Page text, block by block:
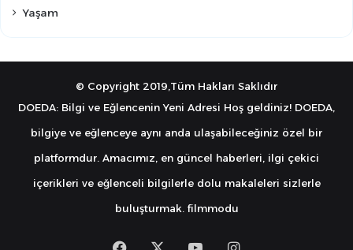
Yaşam
© Copyright 2019,Tüm Hakları Saklıdır
DOEDA: Bilgi ve Eğlencenin Yeni Adresi Hoş geldiniz! DOEDA,
bilgiye ve eğlenceye aynı anda ulaşabileceğiniz özel bir
platformdur. Amacımız, en güncel haberleri, ilgi çekici
içerikleri ve eğlenceli bilgilerle dolu makaleleri sizlerle
buluşturmak. filmmodu